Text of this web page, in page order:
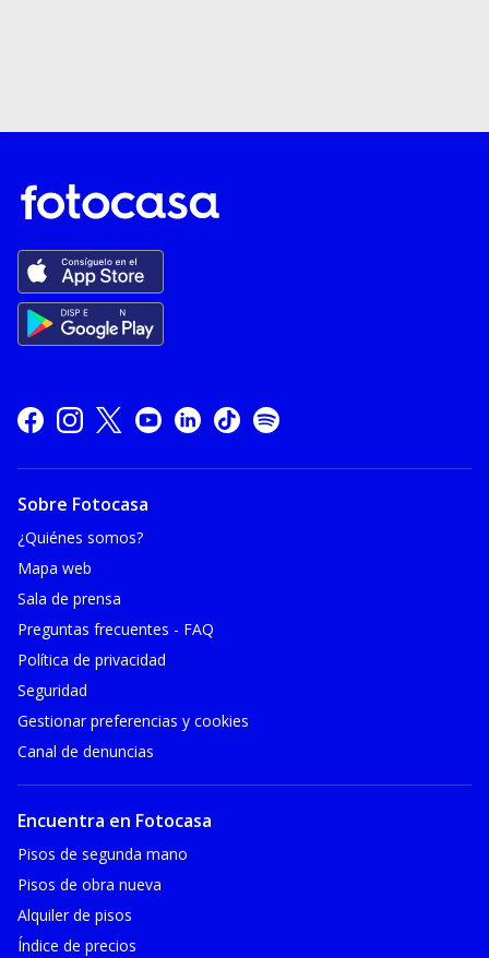
Sobre Fotocasa
¿Quiénes somos?
Mapa web
Sala de prensa
Preguntas frecuentes - FAQ
Política de privacidad
Seguridad
Gestionar preferencias y cookies
Canal de denuncias
Encuentra en Fotocasa
Pisos de segunda mano
Pisos de obra nueva
Alquiler de pisos
Índice de precios